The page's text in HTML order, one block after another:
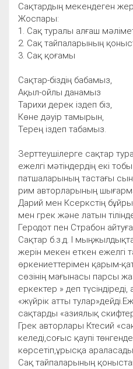
Сақтардың мекендеген
Жоспары:
1. Сақ туралы алғаш
2. Сақ тайпаларының
3. Сақ қоғамы
Сақтар-біздің бабамыз,
Ақыл-ойлы данамыз
Тарихи дерек іздеп біз,
Көне дәуір тамырын,
Терең іздеп табамыз.
Зерттеушілерге сақтар
ежелгі мәтіндердің екі
патшаларының тастағы
рим авторларының
Дарий мен Ксеркстің
мен грек және латын
Геродот пен Страбон
Сақтар б.з.д. І
жерін мекен еткен ежелгі
өркениеттерімен қарым-
сөзінің мағынасы парсы
еркектер » деп
«жүйрік атты
сақтарды «азиялық
Грек авторлары Ктесий
келеді,соғыс қаупі
көрсетіп,ұрысқа
Сақ тайпаларының